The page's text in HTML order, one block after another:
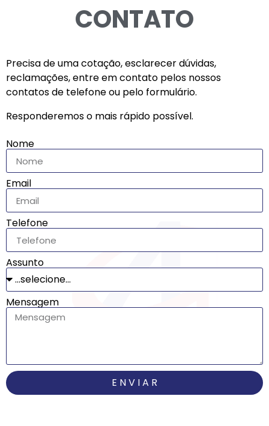
CONTATO
Precisa de uma cotação, esclarecer dúvidas,
reclamações, entre em contato pelos nossos
contatos de telefone ou pelo formulário.
Responderemos o mais rápido possível.
Nome
Email
Telefone
Assunto
Mensagem
E N V I A R